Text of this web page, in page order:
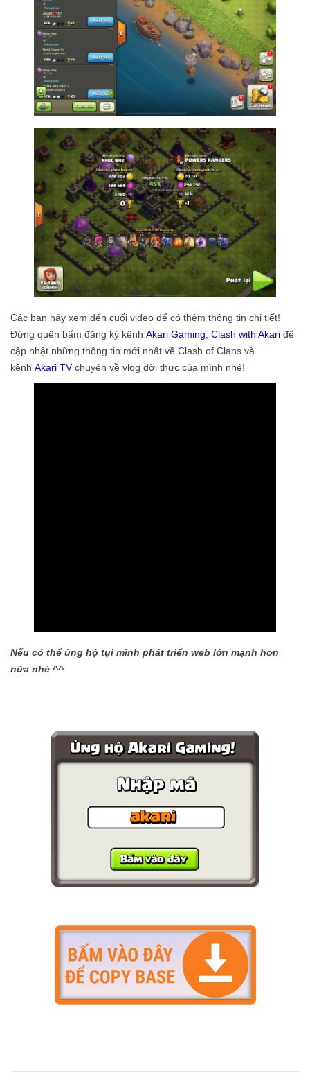
Các bạn hãy xem đến cuối video để có thêm thông tin chi tiết!
Đừng quên bấm đăng ký kênh Akari Gaming Clash with Akari để
cập nhật những thông tin mới nhất về Clash of Clans và
kênh Akari TVchuyên về vlog đời thực của mình nhé!
Nếu có thể ủng hộ tụi mình phát triển web lớn mạnh hơn
nữa nhé ^^